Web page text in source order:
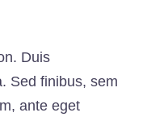
Duis
Sed finibus, sem
ante eget